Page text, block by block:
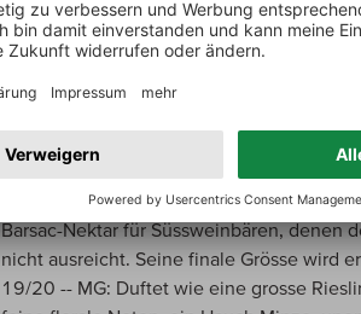
Internet über:Doisy Daene L’Extravagance
-- Internet: -- RG: 50 % Sémillon, 50 %
Flaschen Gesamtproduktion. Intensives
sondern mit gebündelter Power, viel
parfümierte Botrytis. Am Gaumen ein
über die Zunge fliesst, völlig komplex
Barsac-Nektar für Süssweinbären, denen
nicht ausreicht. Seine finale Grösse wird
19/20 -- MG: Duftet wie eine grosse